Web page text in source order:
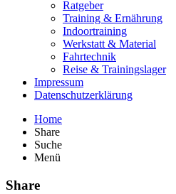
Ratgeber
Training & Ernährung
Indoortraining
Werkstatt & Material
Fahrtechnik
Reise & Trainingslager
Impressum
Datenschutzerklärung
Home
Share
Suche
Menü
Share